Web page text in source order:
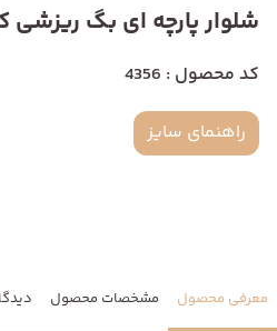
شلوار پارچه ای بگ ریزشی
کد محصول : 4356
راهنمای سایز
معرفی محصول مشخصات محصول